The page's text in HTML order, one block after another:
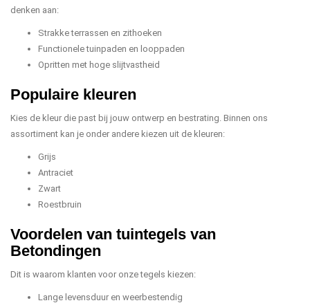
denken aan:
Strakke terrassen en zithoeken
Functionele tuinpaden en looppaden
Opritten met hoge slijtvastheid
Populaire kleuren
Kies de kleur die past bij jouw ontwerp en bestrating. Binnen ons
assortiment kan je onder andere kiezen uit de kleuren:
Grijs
Antraciet
Zwart
Roestbruin
Voordelen van tuintegels van
Betondingen
Dit is waarom klanten voor onze tegels kiezen:
Lange levensduur en weerbestendig